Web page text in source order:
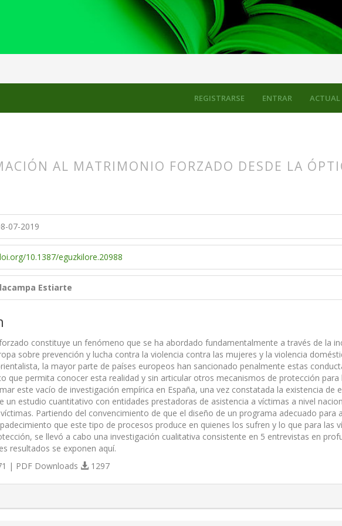
ACTUAL
REGISTRARSE ENTRAR
AL MATRIMONIO FORZADO DESDE LA
07-2019
10.1387/eguzkilore.20988
Estiarte
constituye un fenómeno que se ha abordado fundamentalmente a través de la
sobre prevención y lucha contra la violencia contra las mujeres y la violencia
la mayor parte de países europeos han sancionado penalmente estas
que permita conocer esta realidad y sin articular otros mecanismos de protección
este vacío de investigación empírica en España, una vez constatada la existencia
un estudio cuantitativo con entidades prestadoras de asistencia a víctimas a nivel
Partiendo del convencimiento de que el diseño de un programa adecuado para
que este tipo de procesos produce en quienes los sufren y lo que para las
se llevó a cabo una investigación cualitativa consistente en 5 entrevistas en
resultados se exponen aquí.
| PDF Downloads 1297